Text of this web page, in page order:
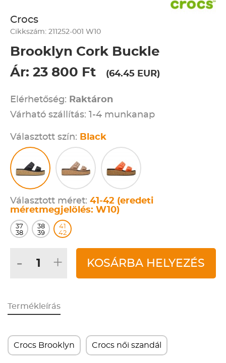
Crocs
Cikkszám: 211252-001 W10
Brooklyn Cork Buckle
Ár: 23 800 Ft
(64.45 EUR)
Elérhetőség: Raktáron
Várható szállítás: 1-4 munkanap
Választott szín: Black
Választott méret: 41-42 (eredeti
méretmegjelölés: W10)
37
38
38
39
41
42
- + KOSÁRBA HELYEZÉS
Termékleírás
Crocs Brooklyn Crocs női szandál